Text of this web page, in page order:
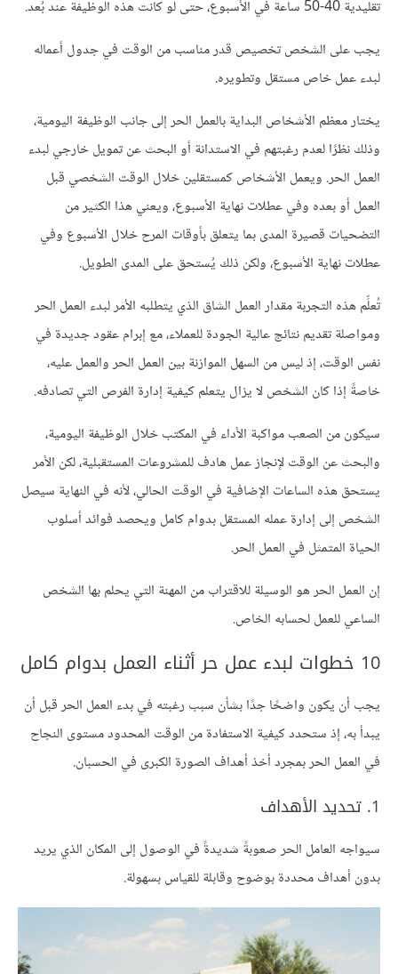
تقليدية 40-50 ساعة في الأسبوع، حتى لو كانت هذه الوظيفة عند بُعد.
يجب على الشخص تخصيص قدر مناسب من الوقت في جدول أعماله
لبدء عمل خاص مستقل وتطويره.
يختار معظم الأشخاص البداية بالعمل الحر إلى جانب الوظيفة اليومية،
وذلك نظرًا لعدم رغبتهم في الاستدانة أو البحث عن تمويل خارجي لبدء
العمل الحر. ويعمل الأشخاص كمستقلين خلال الوقت الشخصي قبل
العمل أو بعده وفي عطلات نهاية الأسبوع، ويعني هذا الكثير من
التضحيات قصيرة المدى بما يتعلق بأوقات المرح خلال الأسبوع وفي
عطلات نهاية الأسبوع، ولكن ذلك يُستحق على المدى الطويل.
تُعلِّم هذه التجربة مقدار العمل الشاق الذي يتطلبه الأمر لبدء العمل الحر
ومواصلة تقديم نتائج عالية الجودة للعملاء، مع إبرام عقود جديدة في
نفس الوقت، إذ ليس من السهل الموازنة بين العمل الحر والعمل عليه،
خاصةً إذا كان الشخص لا يزال يتعلم كيفية إدارة الفرص التي تصادفه.
سيكون من الصعب مواكبة الأداء في المكتب خلال الوظيفة اليومية،
والبحث عن الوقت لإنجاز عمل هادف للمشروعات المستقبلية، لكن الأمر
يستحق هذه الساعات الإضافية في الوقت الحالي، لأنه في النهاية سيصل
الشخص إلى إدارة عمله المستقل بدوام كامل ويحصد فوائد أسلوب
الحياة المتمثل في العمل الحر.
إن العمل الحر هو الوسيلة للاقتراب من المهنة التي يحلم بها الشخص
الساعي للعمل لحسابه الخاص.
10 خطوات لبدء عمل حر أثناء العمل بدوام كامل
يجب أن يكون واضحًا جدًا بشأن سبب رغبته في بدء العمل الحر قبل أن
يبدأ به، إذ ستحدد كيفية الاستفادة من الوقت المحدود مستوى النجاح
في العمل الحر بمجرد أخذ أهداف الصورة الكبرى في الحسبان.
1. تحديد الأهداف
سيواجه العامل الحر صعوبةً شديدةً في الوصول إلى المكان الذي يريد
بدون أهداف محددة بوضوح وقابلة للقياس بسهولة.